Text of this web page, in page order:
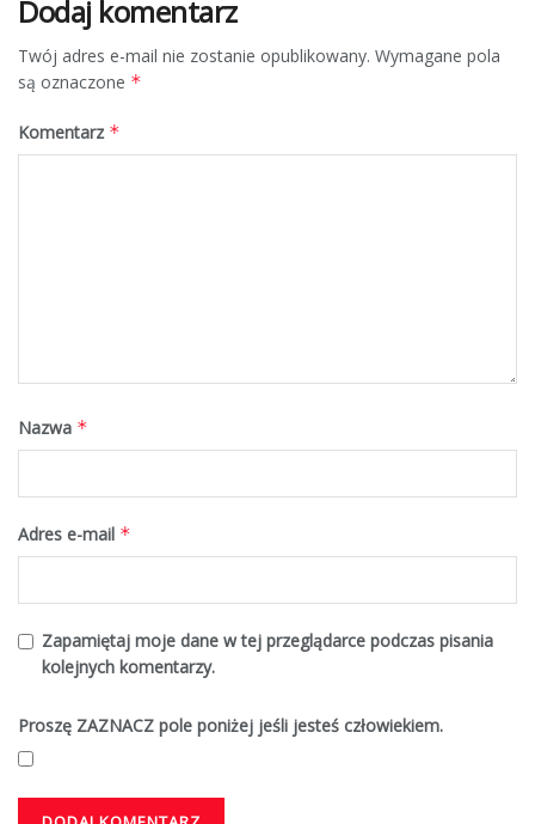
Dodaj komentarz
Twój adres e-mail nie zostanie opublikowany. Wymagane pola
są oznaczone *
Komentarz *
Nazwa *
Adres e-mail *
Zapamiętaj moje dane w tej przeglądarce podczas pisania
kolejnych komentarzy.
Proszę ZAZNACZ pole poniżej jeśli jesteś człowiekiem.